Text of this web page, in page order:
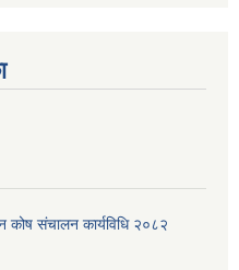
कोष संचालन कार्यविधि २०८२